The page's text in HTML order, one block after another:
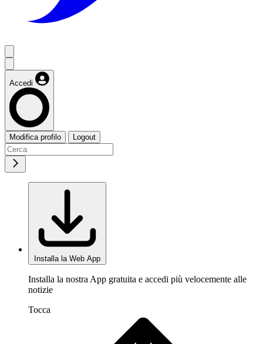
Accedi
Modifica profilo Logout
Installa la Web App
Installa la nostra App gratuita e accedi più velocemente alle
notizie
Tocca